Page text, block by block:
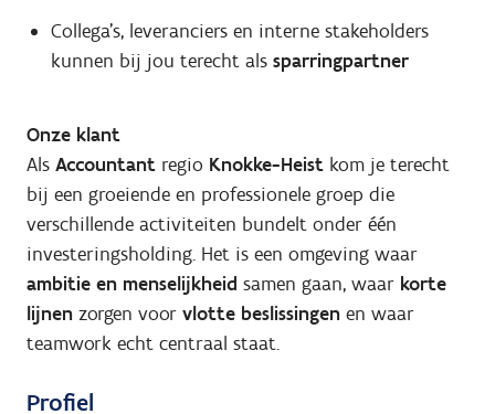
Collega’s, leveranciers en interne stakeholders
kunnen bij jou terecht als sparringpartner
Onze klant
Als Accountant regio Knokke-Heist kom je terecht
bij een groeiende en professionele groep die
verschillende activiteiten bundelt onder één
investeringsholding. Het is een omgeving waar
ambitie en menselijkheid samen gaan, waar korte
lijnen zorgen voor vlotte beslissingen en waar
teamwork echt centraal staat.
Profiel